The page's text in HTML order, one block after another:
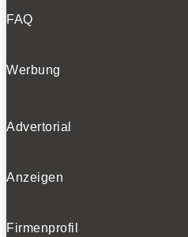
FAQ
Werbung
Advertorial
Anzeigen
Firmenprofil